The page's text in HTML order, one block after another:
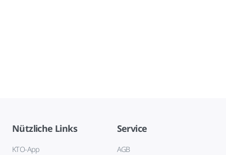
Nützliche Links
KTO-App
Service
AGB